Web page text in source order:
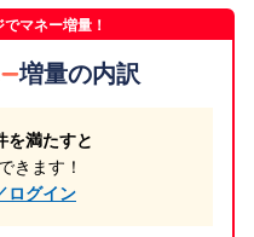
マネー増量！
増量の内訳
を満たすと
きます！
ログイン